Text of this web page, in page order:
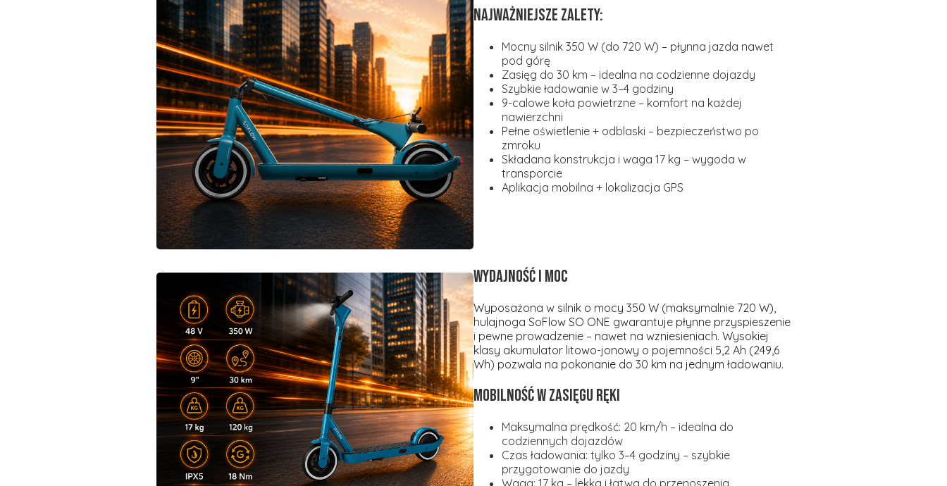
Najważniejsze zalety:
Mocny silnik 350 W (do 720 W) – płynna jazda nawet
pod górę
Zasięg do 30 km – idealna na codzienne dojazdy
Szybkie ładowanie w 3–4 godziny
9-calowe koła powietrzne – komfort na każdej
nawierzchni
Pełne oświetlenie + odblaski – bezpieczeństwo po
zmroku
Składana konstrukcja i waga 17 kg – wygoda w
transporcie
Aplikacja mobilna + lokalizacja GPS
Wydajność i moc
Wyposażona w silnik o mocy 350 W (maksymalnie 720 W),
hulajnoga SoFlow SO ONE gwarantuje płynne przyspieszenie
i pewne prowadzenie – nawet na wzniesieniach. Wysokiej
klasy akumulator litowo-jonowy o pojemności 5,2 Ah (249,6
Wh) pozwala na pokonanie do 30 km na jednym ładowaniu.
Mobilność w zasięgu ręki
Maksymalna prędkość: 20 km/h – idealna do
codziennych dojazdów
Czas ładowania: tylko 3–4 godziny – szybkie
przygotowanie do jazdy